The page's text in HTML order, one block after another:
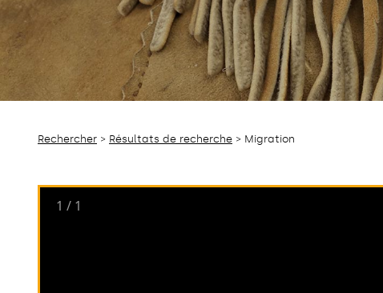
Rechercher > Résultats de recherche > Migration
1 / 1